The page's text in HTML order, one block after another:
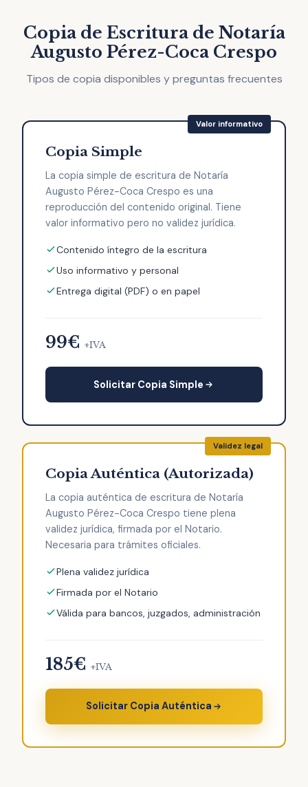
Copia de Escritura de Notaría
Augusto Pérez-Coca Crespo
Tipos de copia disponibles y preguntas frecuentes
Copia Simple
La copia simple de escritura de Notaría
Augusto Pérez-Coca Crespo es una
reproducción del contenido original. Tiene
valor informativo pero no validez jurídica.
Contenido íntegro de la escritura
Uso informativo y personal
Entrega digital (PDF) o en papel
99€ +IVA
Solicitar Copia Simple
Copia Auténtica (Autorizada)
La copia auténtica de escritura de Notaría
Augusto Pérez-Coca Crespo tiene plena
validez jurídica, firmada por el Notario.
Necesaria para trámites oficiales.
Plena validez jurídica
Firmada por el Notario
Válida para bancos, juzgados, administración
185€ +IVA
Solicitar Copia Auténtica